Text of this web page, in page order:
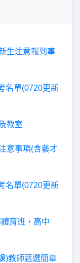
生注意報到事
名單(0720更新
教室
意事項(含藝才
名單(0720更新
育班，高中
)教師甄選簡章